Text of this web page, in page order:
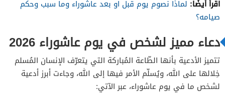
اقرأ أيضًا: لماذا نصوم يوم قبل او بعد عاشوراء وما سبب وحكم
صيامه؟
دعاء مميز لشخص في يوم عاشوراء 2026
تتميز الأدعية بأنها الطّاعة المُباركة التي يتعرّف الإنسان المُسلم
خِلالها على الله، ويُسلّم الأمر فيها إلى الله، وجاءت أبرز أدعية
لشخص ما في يوم عاشوراء، عبر الآتي: